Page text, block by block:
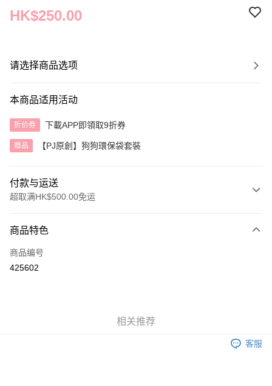
HK$250.00
请选择商品选项
本商品适用活动
折价券 下載APP即領取9折券
赠品 【PJ原創】狗狗環保袋套裝
付款与运送
超取满HK$500.00免运
信用卡
AlipayHK
每笔HK$40.00，满HK$500.00(含以上)免运费
商品特色
商品编号
425602
相关推荐
客服